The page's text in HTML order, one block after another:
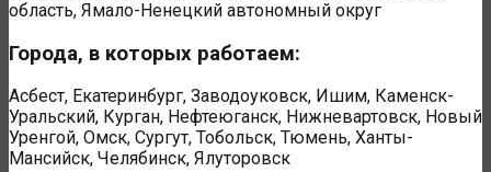
область, Ямало-Ненецкий автономный округ
Города, в которых работаем:
Асбест, Екатеринбург, Заводоуковск, Ишим, Каменск-
Уральский, Курган, Нефтеюганск, Нижневартовск, Новый
Уренгой, Омск, Сургут, Тобольск, Тюмень, Ханты-
Мансийск, Челябинск, Ялуторовск